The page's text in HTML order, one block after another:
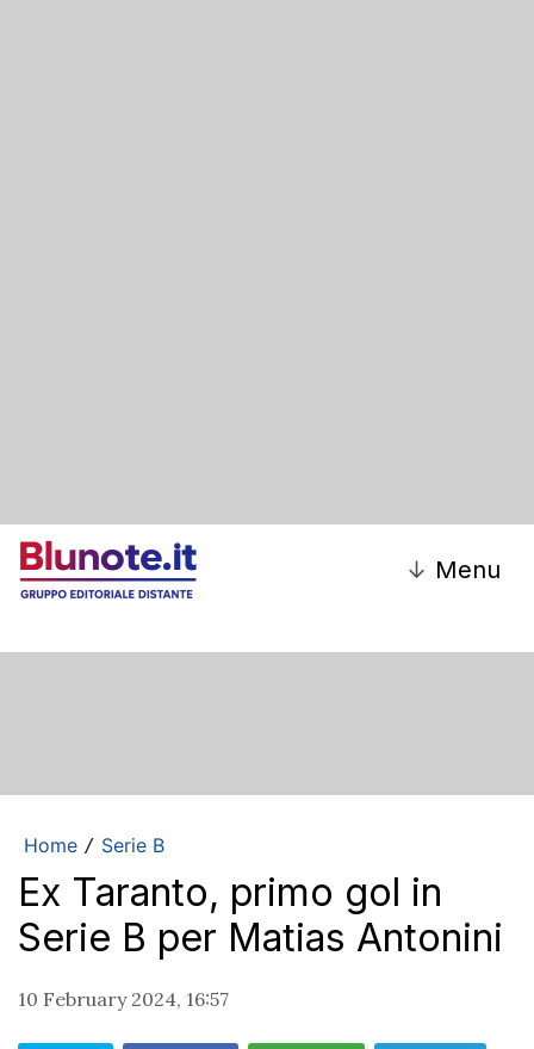
↓ Menu
Home / Serie B
Ex Taranto, primo gol in
Serie B per Matias Antonini
10 February 2024, 16:57